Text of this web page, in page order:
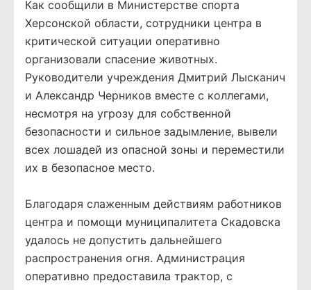
Как сообщили в Министерстве спорта
Херсонской области, сотрудники центра в
критической ситуации оперативно
организовали спасение животных.
Руководители учреждения Дмитрий Лысканич
и Александр Черников вместе с коллегами,
несмотря на угрозу для собственной
безопасности и сильное задымление, вывели
всех лошадей из опасной зоны и переместили
их в безопасное место.
Благодаря слаженным действиям работников
центра и помощи муниципалитета Скадовска
удалось не допустить дальнейшего
распространения огня. Администрация
оперативно предоставила трактор, с